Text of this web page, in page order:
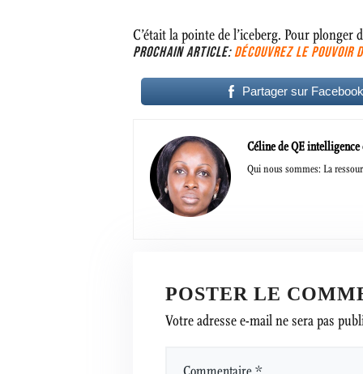
C’était la pointe de l’iceberg. Pour
PROCHAIN ARTICLE:DÉCOUVREZ LE POUVOIR
Partager sur
Céline de QE
Qui nous sommes: La
POSTER LE
Votre adresse e-mail ne sera pas